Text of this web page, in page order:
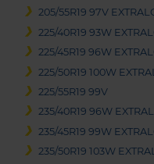
205/55R19 97V
225/40R19 93W
225/45R19 96W
225/50R19 100W
225/55R19 99V
235/40R19 96W
235/45R19 99W
235/50R19 103W